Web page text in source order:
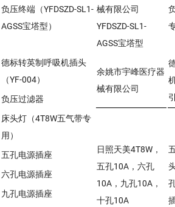
负压终端（YFDSZD-SL1-
AGSS宝塔型）
械有限公司
YFDSZD-SL1-
AGSS宝塔型
德标转英制呼吸机插头
（YF-004）
余姚市宇峰医疗器
械有限公司
负压过滤器
床头灯（4T8W五气带专
用）
日照天美4T8W，
五孔10A，六孔
10A，九孔10A，
十孔10A
五孔电源插座
六孔电源插座
九孔电源插座